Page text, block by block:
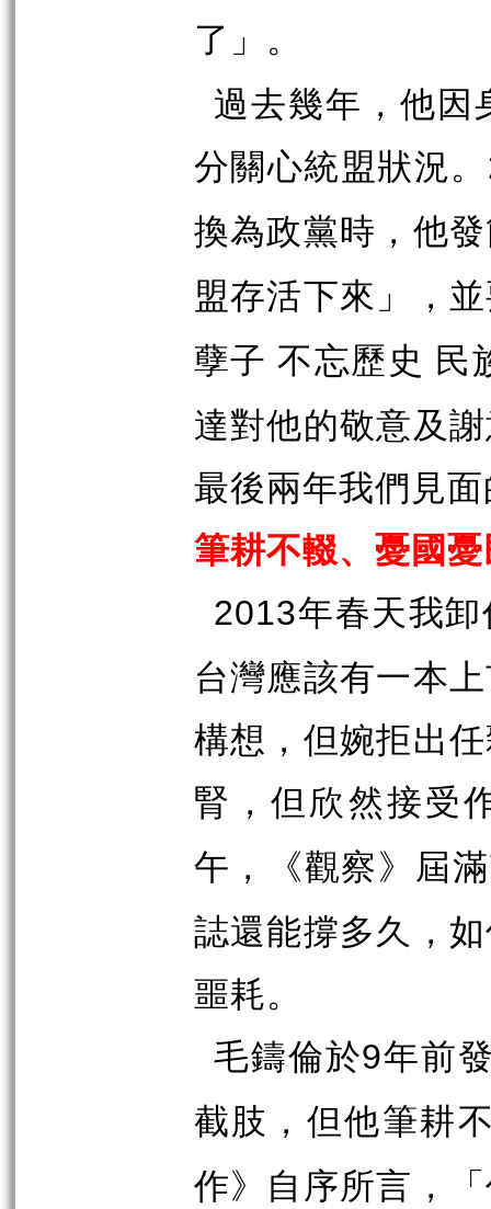
了 」。
過去幾年，他因
分關心統盟狀況。
換為政黨時，他
盟存活下來 」，
孽子 不忘歷史 民
達對他的敬意及
最後兩年我們見
筆耕不輟、憂國
2013年春天我
台灣應該有一本
構想，但婉拒出
腎，但欣然接受
午，《觀察》屆滿
誌還能撐多久，
噩耗。
毛鑄倫於9年前
截肢，但他筆耕
作》自序所言，